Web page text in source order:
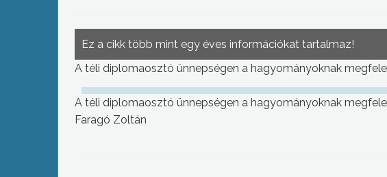
Ez a cikk több mint egy éves információkat tartalmaz!
A téli diplomaosztó ünnepségen a hagyományoknak
A téli diplomaosztó ünnepségen a hagyományoknak
Faragó Zoltán